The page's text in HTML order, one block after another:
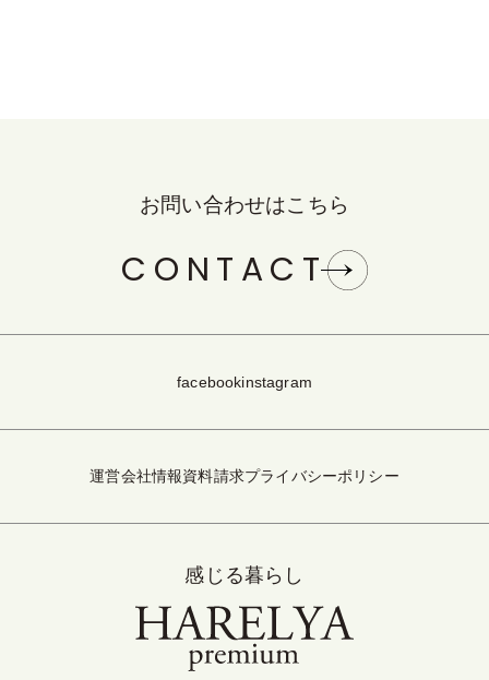
お問い合わせはこちら
CONTACT
facebookinstagram
運営会社情報資料請求プライバシーポリシー
感じる暮らし